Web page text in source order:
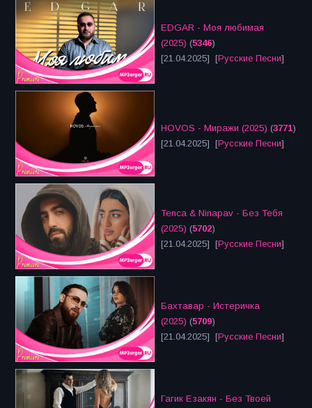
EDGAR - Моя любимая
(2025) (5346)
[21.04.2025] [Русские Песни]
HOVOS - Миражи (2025) (3771)
[21.04.2025] [Русские Песни]
Tenca & Ninapav - Без Тебя
(2025) (5702)
[21.04.2025] [Русские Песни]
Бахтавар - Истеричка
(2025) (5709)
[21.04.2025] [Русские Песни]
Гагик Езакян - Без Твоей